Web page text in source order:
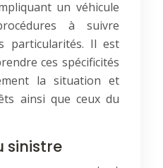
un véhicule
à suivre
particularités. Il est
ces spécificités
la situation et
ainsi que ceux du
sinistre